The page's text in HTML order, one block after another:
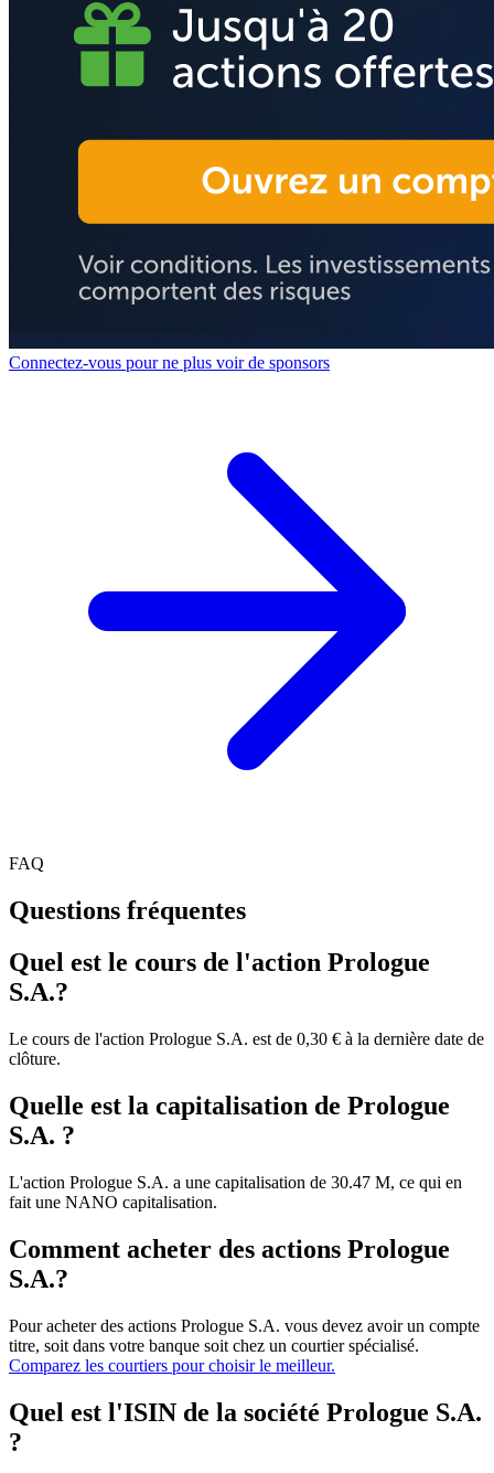
Connectez-vous pour ne plus voir de sponsors
FAQ
Questions fréquentes
Quel est le cours de l'action Prologue
S.A.?
Le cours de l'action Prologue S.A. est de 0,30 € à la dernière date de
clôture.
Quelle est la capitalisation de Prologue
S.A. ?
L'action Prologue S.A. a une capitalisation de 30.47 M, ce qui en
fait une NANO capitalisation.
Comment acheter des actions Prologue
S.A.?
Pour acheter des actions Prologue S.A. vous devez avoir un compte
titre, soit dans votre banque soit chez un courtier spécialisé.
Comparez les courtiers pour choisir le meilleur.
Quel est l'ISIN de la société Prologue S.A.
?